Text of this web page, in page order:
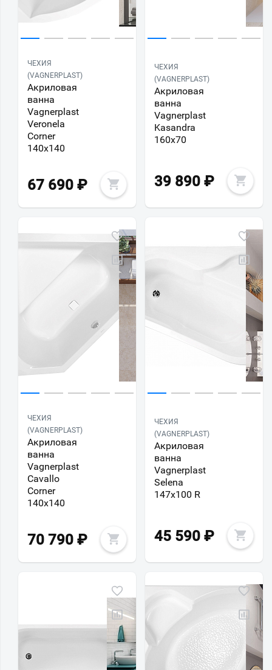
ЧЕХИЯ
(VAGNERPLAST)
Акриловая
ванна
Vagnerplast
Veronela
Corner
140х140
67 690 ₽
ЧЕХИЯ
(VAGNERPLAST)
Акриловая
ванна
Vagnerplast
Kasandra
160х70
39 890 ₽
ЧЕХИЯ
(VAGNERPLAST)
Акриловая
ванна
Vagnerplast
Cavallo
Corner
140х140
70 790 ₽
ЧЕХИЯ
(VAGNERPLAST)
Акриловая
ванна
Vagnerplast
Selena
147х100 R
45 590 ₽